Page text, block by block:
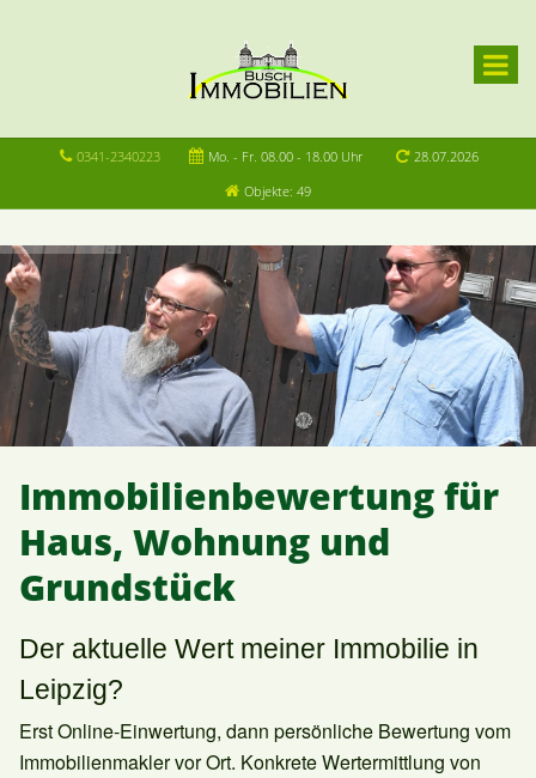
0341-2340223 Mo. - Fr. 08.00 - 18.00 Uhr
28.07.2026
Objekte: 49
Immobilienbewertung für
Haus, Wohnung und
Grundstück
Der aktuelle Wert meiner Immobilie in
Leipzig?
Erst Online-Einwertung, dann persönliche Bewertung vom
Immobilienmakler vor Ort. Konkrete Wertermittlung von